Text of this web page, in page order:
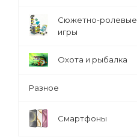
Сюжетно-ролевые
игры
Охота и рыбалка
Разное
Смартфоны